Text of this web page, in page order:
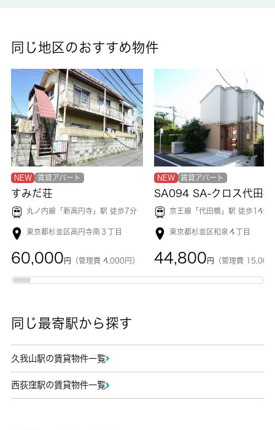
同じ地区のおすすめ物件
NEW 賃貸アパート
すみだ荘
丸ノ内線「 新高円寺 」駅 徒歩7分
東京都杉並区高円寺南３丁目
60,000 円 （管理費 4,000円）
NEW 賃貸アパート
SA094 SA-クロス代田
京王線「代田橋 」駅 徒歩14分
東京都杉並区和泉４丁目
44,800 円 （管理費 15,000
同じ最寄駅から探す
久我山駅の賃貸物件一覧
西荻窪駅の賃貸物件一覧